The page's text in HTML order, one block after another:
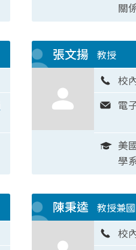
關
張文揚 教授
校
電
美
學
陳秉逵 教授兼
校